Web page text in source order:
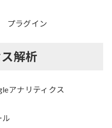
プラグイン
解析
アナリティクス
ル